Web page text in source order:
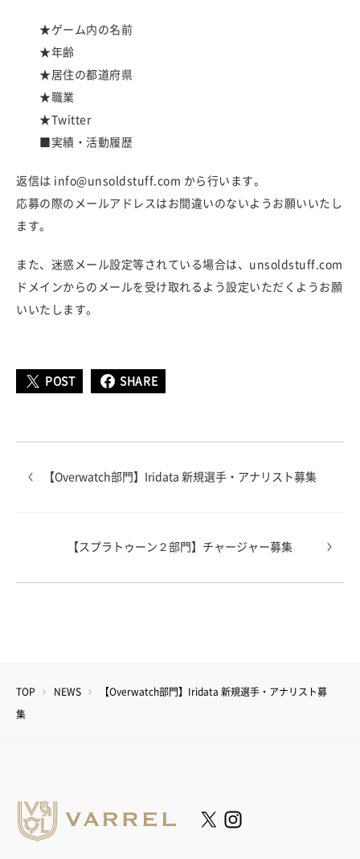
★ゲーム内の名前
★年齢
★居住の都道府県
★職業
★Twitter
■実績・活動履歴
返信は info@unsoldstuff.com から行います。
応募の際のメールアドレスはお間違いのないようお願いいたし
ます。
また、迷惑メール設定等されている場合は、unsoldstuff.com
ドメインからのメールを受け取れるよう設定いただくようお願
いいたします。
POST SHARE
【Overwatch部門】Iridata 新規選手・アナリスト募集
【スプラトゥーン２部門】チャージャー募集
TOP NEWS 【Overwatch部門】Iridata 新規選手・アナリスト募
集